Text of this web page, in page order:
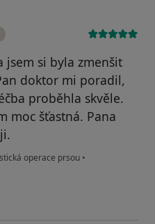
jsem si byla zmenšit
doktor mi poradil,
proběhla skvěle.
moc šťastná. Pana
operace prsou •